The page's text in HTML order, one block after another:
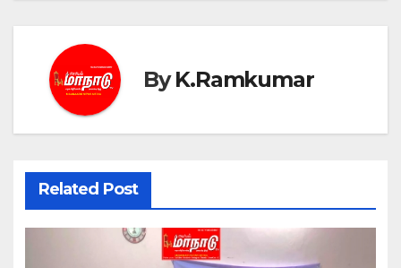
ByK.Ramkumar
Related Post